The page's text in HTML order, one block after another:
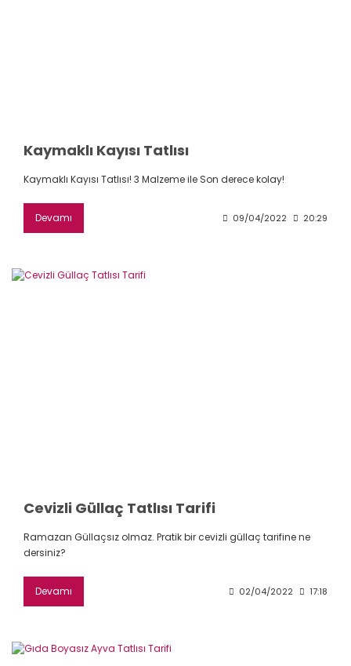
Kaymaklı Kayısı Tatlısı
Kaymaklı Kayısı Tatlısı! 3 Malzeme ile Son derece kolay!
Devamı 09/04/2022 20:29
Cevizli Güllaç Tatlısı Tarifi
Ramazan Güllaçsız olmaz. Pratik bir cevizli güllaç tarifine ne
dersiniz?
Devamı 02/04/2022 17:18